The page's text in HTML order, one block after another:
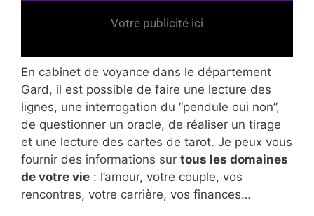
Votre publicité ici
En cabinet de voyance dans le département
Gard, il est possible de faire une lecture des
lignes, une interrogation du “pendule oui non”,
de questionner un oracle, de réaliser un tirage
et une lecture des cartes de tarot. Je peux vous
fournir des informations sur tous les domaines
de votre vie : l’amour, votre couple, vos
rencontres, votre carrière, vos finances…